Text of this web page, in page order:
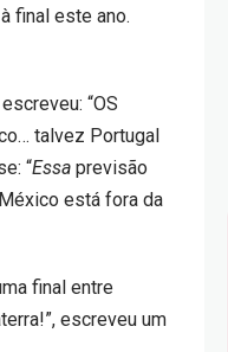
final este ano.
“OS
talvez Portugal
“Essa previsão
está fora da
final entre
escreveu um